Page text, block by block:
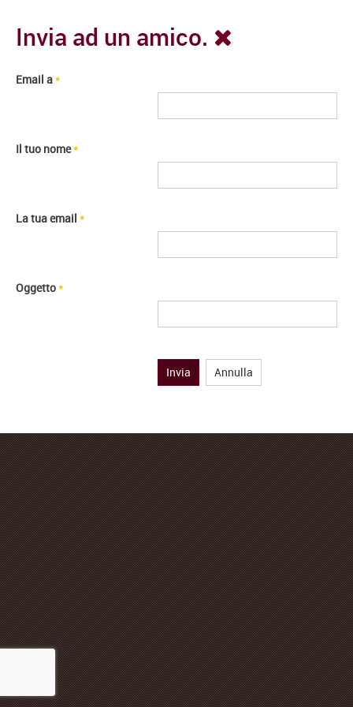
Invia ad un amico.
Email a*
Il tuo nome*
La tua email *
Oggetto*
Invia Annulla